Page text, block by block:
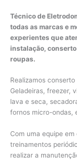
Técnico de
todas as marcas e
experientes que
instalação,
roupas.
Realizamos
Geladeiras, freezer,
lava e seca,
fornos micro-ondas,
Com uma equipe
treinamentos
realizar a